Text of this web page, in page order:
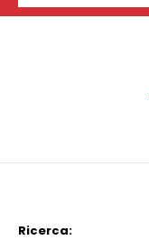
Ricerca: